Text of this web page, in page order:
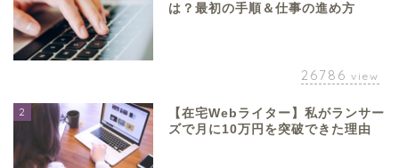
は？最初の手順＆仕事の進め方
26786 view
2
【在宅Webライター】私がランサー
ズで月に10万円を突破できた理由